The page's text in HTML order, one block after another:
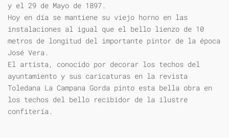
y el 29 de Mayo de 1897.
Hoy en día se mantiene su viejo horno en las
instalaciones al igual que el bello lienzo de 10
metros de longitud del importante pintor de la época
José Vera.
El artista, conocido por decorar los techos del
ayuntamiento y sus caricaturas en la revista
Toledana La Campana Gorda pinto esta bella obra en
los techos del bello recibidor de la ilustre
confitería.